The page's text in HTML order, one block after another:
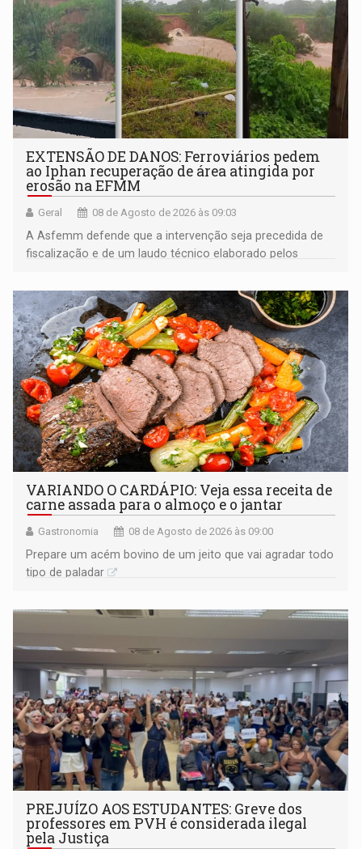
EXTENSÃO DE DANOS: Ferroviários pedem
ao Iphan recuperação de área atingida por
erosão na EFMM
Geral 08 de Agosto de 2026 às 09:03
A Asfemm defende que a intervenção seja precedida de
fiscalização e de um laudo técnico elaborado pelos
VARIANDO O CARDÁPIO: Veja essa receita de
carne assada para o almoço e o jantar
Gastronomia 08 de Agosto de 2026 às 09:00
Prepare um acém bovino de um jeito que vai agradar todo
tipo de paladar
PREJUÍZO AOS ESTUDANTES: Greve dos
professores em PVH é considerada ilegal
pela Justiça